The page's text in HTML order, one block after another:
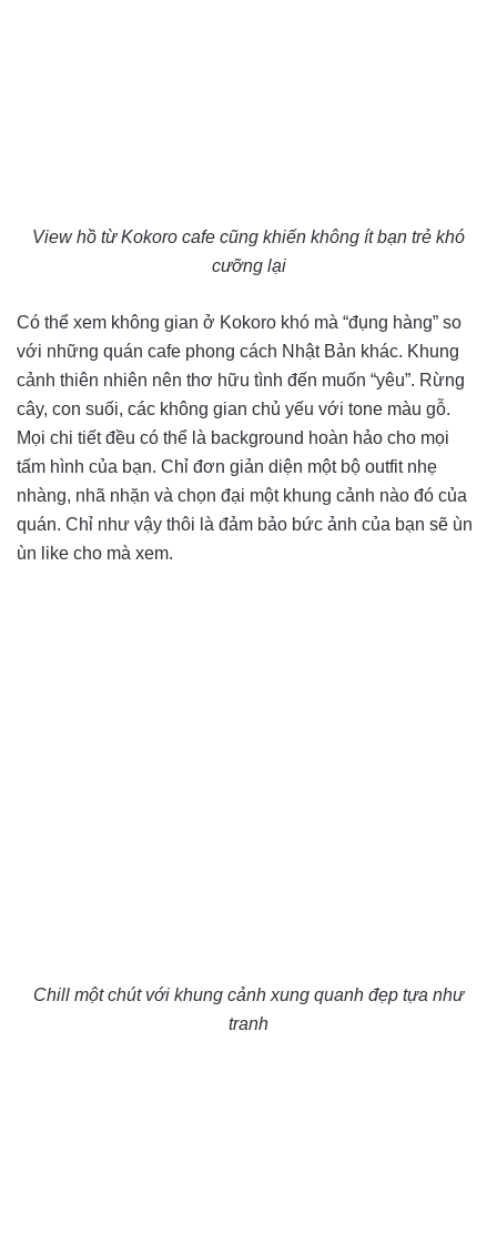
View hồ từ Kokoro cafe cũng khiến không ít bạn trẻ khó
cưỡng lại
Có thể xem không gian ở Kokoro khó mà “đụng hàng” so
với những quán cafe phong cách Nhật Bản khác. Khung
cảnh thiên nhiên nên thơ hữu tình đến muốn “yêu”. Rừng
cây, con suối, các không gian chủ yếu với tone màu gỗ.
Mọi chi tiết đều có thể là background hoàn hảo cho mọi
tấm hình của bạn. Chỉ đơn giản diện một bộ outfit nhẹ
nhàng, nhã nhặn và chọn đại một khung cảnh nào đó của
quán. Chỉ như vậy thôi là đảm bảo bức ảnh của bạn sẽ ùn
ùn like cho mà xem.
Chill một chút với khung cảnh xung quanh đẹp tựa như
tranh